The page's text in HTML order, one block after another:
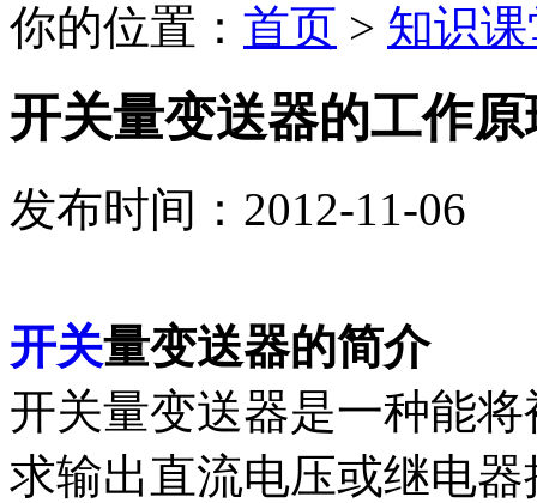
你的位置： 首页 > 知识
开关量变送器的工作
发布时间：2012-11-06
开关量变送器的简介
开关量变送器是一种能
求输出直流电压或继电